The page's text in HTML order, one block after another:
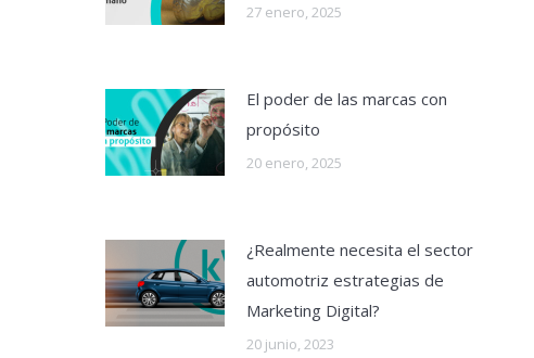
27 enero, 2025
El poder de las marcas con
propósito
20 enero, 2025
¿Realmente necesita el sector
automotriz estrategias de
Marketing Digital?
20 junio, 2023